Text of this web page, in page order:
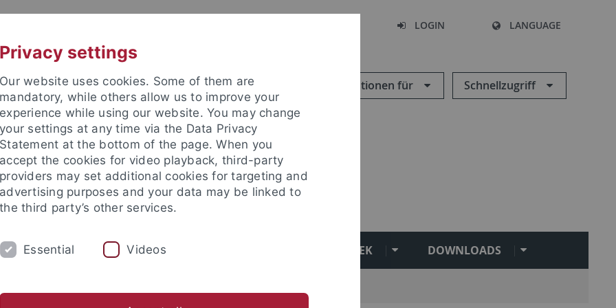
LOGIN LANGUAGE
Informationen für Schnellzugriff
Fakultät
KARRIERE BIBLIOTHEK DOWNLOADS
Privacy settings
Our website uses cookies. Some of them are
mandatory, while others allow us to improve your
experience while using our website. You may change
your settings at any time via the Data Privacy
Statement at the bottom of the page. When you
accept the cookies for video playback, third-party
providers may set additional cookies for targeting and
advertising purposes and your data may be linked to
the third party’s other services.
Essential Videos